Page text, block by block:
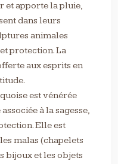
et apporte la pluie,
dans leurs
animales
protection. La
aux esprits en
est vénérée
à la sagesse,
Elle est
malas (chapelets
bijoux et les objets